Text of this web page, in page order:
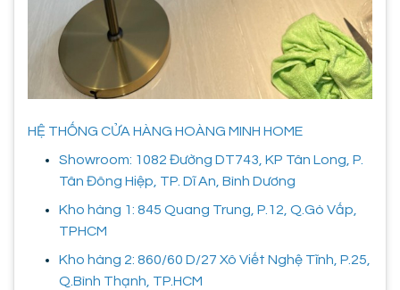
HỆ THỐNG CỬA HÀNG HOÀNG MINH HOME
Showroom: 1082 Đường DT743, KP Tân Long, P.
Tân Đông Hiệp, TP. Dĩ An, Bình Dương
Kho hàng 1: 845 Quang Trung, P.12, Q.Gò Vấp,
TPHCM
Kho hàng 2: 860/60 D/27 Xô Viết Nghệ Tĩnh, P.25,
Q.Bình Thạnh, TP.HCM